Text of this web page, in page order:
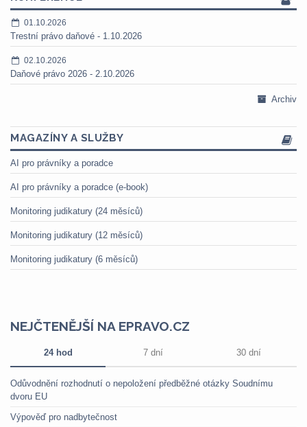
01.10.2026
Trestní právo daňové - 1.10.2026
02.10.2026
Daňové právo 2026 - 2.10.2026
Archiv
MAGAZÍNY A SLUŽBY
AI pro právníky a poradce
AI pro právníky a poradce (e-book)
Monitoring judikatury (24 měsíců)
Monitoring judikatury (12 měsíců)
Monitoring judikatury (6 měsíců)
NEJČTENĚJŠÍ NA EPRAVO.CZ
24 hod 7 dní 30 dní
Odůvodnění rozhodnutí o nepoložení předběžné otázky Soudnímu
dvoru EU
Výpověď pro nadbytečnost